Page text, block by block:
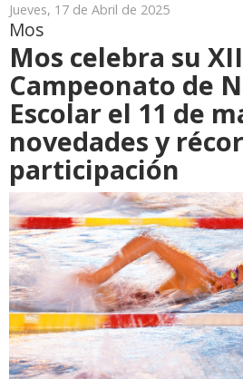
Jueves, 17 de Abril de 2025
Mos
Mos celebra su XII
Campeonato de
Escolar el 11 de
novedades y
participación